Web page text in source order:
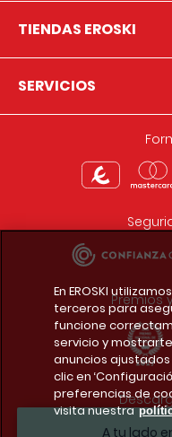
A tu lado
TIENDAS EROSKI
SERVICIOS
Premios
En EROSKI
terceros para
funcione
servicio y
anuncios
clic en
preferencias de
visita nuestra